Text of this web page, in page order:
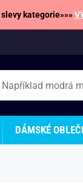
slevy kategorie»»»
DÁMSKÉ